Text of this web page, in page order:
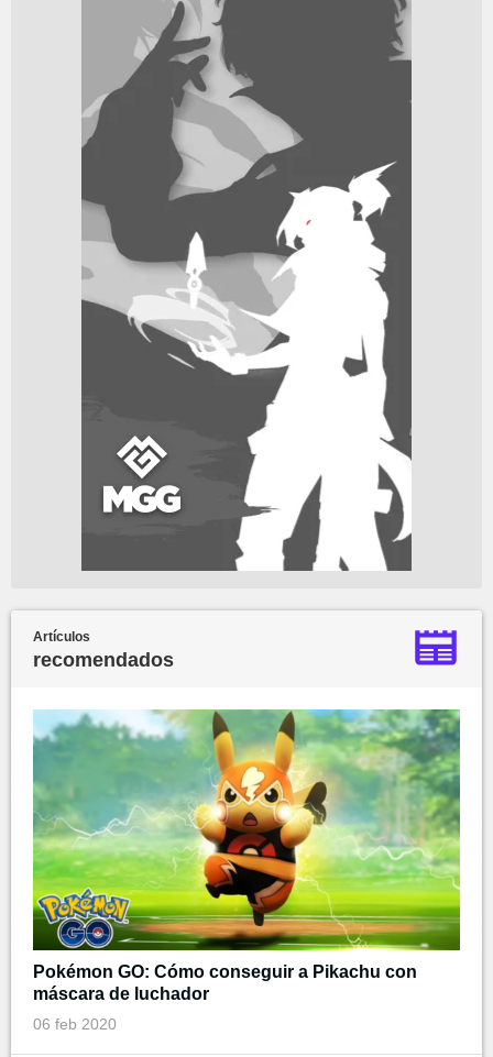
Artículos
recomendados
Pokémon GO: Cómo conseguir a Pikachu con
máscara de luchador
06 feb 2020